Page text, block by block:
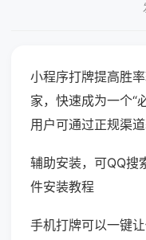
小程序打牌提高胜
家，快速成为一个“
用户可通过正规渠道
辅助安装，可QQ
件安装教程
手机打牌可以一键